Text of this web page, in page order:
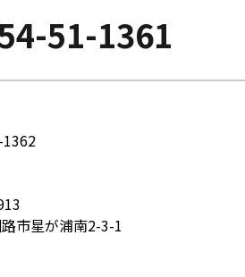
51-1361
市星が浦南2-3-1